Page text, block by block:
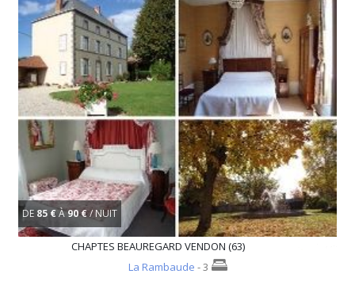
DE 85 €À90 €/ NUIT
CHAPTES BEAUREGARD VENDON (63)
La Rambaude - 3